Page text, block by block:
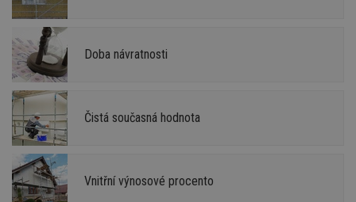
Doba návratnosti
Čistá současná hodnota
Vnitřní výnosové procento